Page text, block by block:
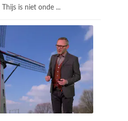
is niet onde ...